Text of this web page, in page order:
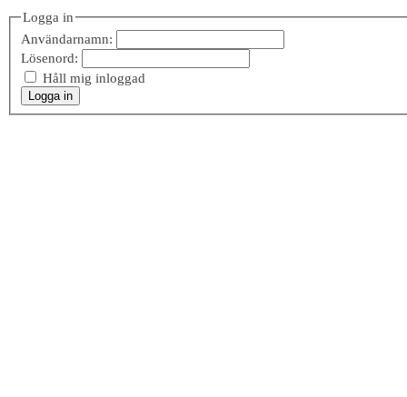
Logga in
Användarnamn:
Lösenord:
Håll mig inloggad
Logga in